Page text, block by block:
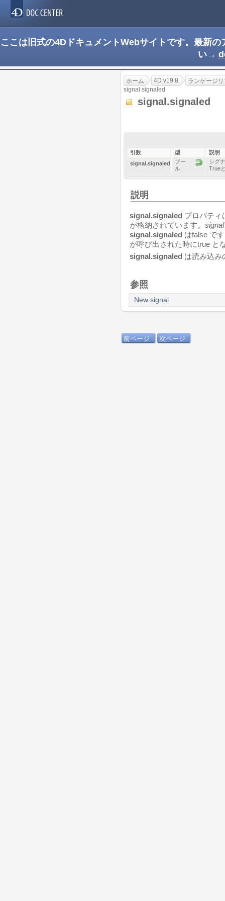
ここは旧式の4DドキュメントWebサイトです。最新
い→
ホーム 4D v19.8
ランゲージ
signal.signaled
signal.signaled
引数 型
説明
signal.signaled
ブー
ル
シグ
True
説明
signal.signaled プロパティ
が格納されています。 signal
signal.signaled はfalse で
が呼び出された時にtrue と
signal.signaled は読み込み
参照
New signal
前ページ 次ページ